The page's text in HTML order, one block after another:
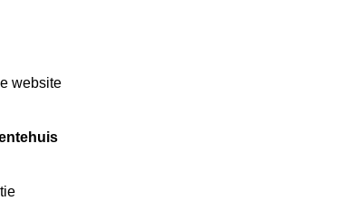
website